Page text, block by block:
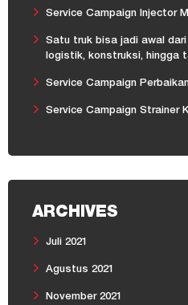
Service Campaign Injector
Satu truk bisa jadi awal dari
logistik, konstruksi, hingga
Service Campaign
Service Campaign Strainer
ARCHIVES
Juli 2021
Agustus 2021
November 2021